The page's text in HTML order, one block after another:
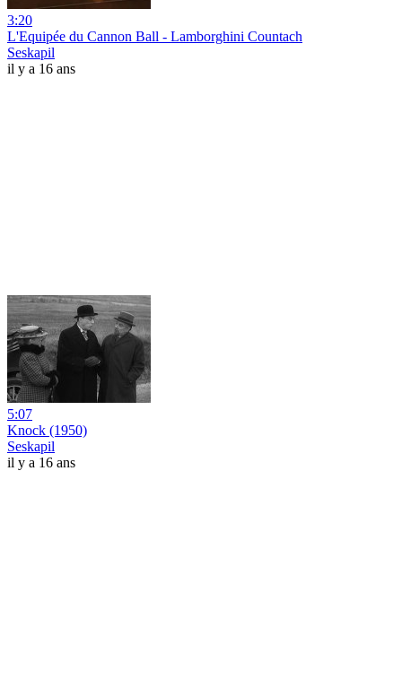
3:20
L'Equipée du Cannon Ball - Lamborghini Countach
Seskapil
il y a 16 ans
5:07
Knock (1950)
Seskapil
il y a 16 ans